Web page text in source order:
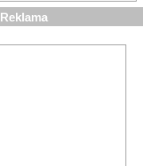
Reklama